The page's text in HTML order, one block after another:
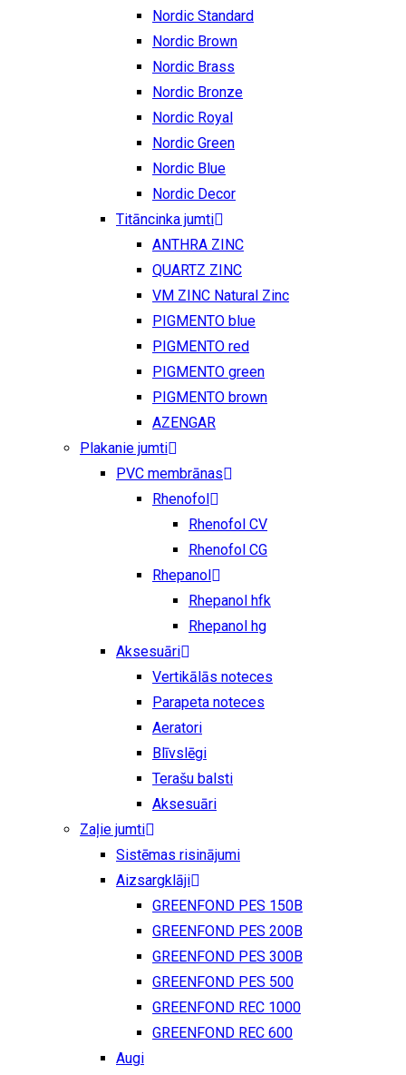
Nordic Standard
Nordic Brown
Nordic Brass
Nordic Bronze
Nordic Royal
Nordic Green
Nordic Blue
Nordic Decor
Titāncinka jumti
ANTHRA ZINC
QUARTZ ZINC
VM ZINC Natural Zinc
PIGMENTO blue
PIGMENTO red
PIGMENTO green
PIGMENTO brown
AZENGAR
Plakanie jumti
PVC membrānas
Rhenofol
Rhenofol CV
Rhenofol CG
Rhepanol
Rhepanol hfk
Rhepanol hg
Aksesuāri
Vertikālās noteces
Parapeta noteces
Aeratori
Blīvslēgi
Terašu balsti
Aksesuāri
Zaļie jumti
Sistēmas risinājumi
Aizsargklāji
GREENFOND PES 150B
GREENFOND PES 200B
GREENFOND PES 300B
GREENFOND PES 500
GREENFOND REC 1000
GREENFOND REC 600
Augi